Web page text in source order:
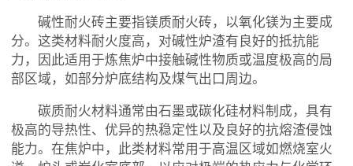
碱性耐火砖主要指镁质耐火砖，以氧化镁为主要成
分。这类材料耐火度高，对碱性炉渣有良好的抵抗能
力，因此适用于炼焦炉中接触碱性物质或温度极高的局
部区域，如部分炉底结构及煤气出口周边。
碳质耐火材料通常由石墨或碳化硅材料制成，具有
极高的导热性、优异的热稳定性以及良好的抗熔渣侵蚀
能力。在焦炉中，此类材料常用于高温区域如燃烧室火